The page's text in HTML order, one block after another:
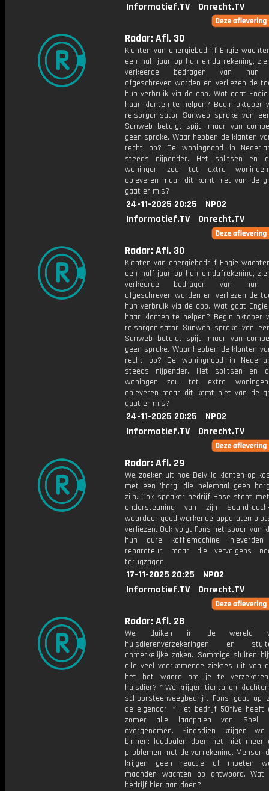
Informatief.TV Onrecht.TV
Radar: Afl. 30
Klanten van energiebedrijf Engie
een half jaar op hun eindafrekening,
verkeerde bedragen van hun
afgeschreven worden en verliezen de
hun verbruik via de app. Wat gaat
haar klanten te helpen? Begin oktober
reisorganisator Sunweb sprake van
Sunweb betuigt spijt, maar van
geen sprake. Waar hebben de klanten
recht op? De woningnood in
steeds nijpender. Het splitsen en
woningen zou tot extra
opleveren maar dit komt niet van de
gaat er mis?
24-11-2025 20:25
NPO2
Informatief.TV
Onrecht.TV
Radar: Afl. 30
Klanten van energiebedrijf Engie
een half jaar op hun eindafrekening,
verkeerde bedragen van hun
afgeschreven worden en verliezen de
hun verbruik via de app. Wat gaat
haar klanten te helpen? Begin oktober
reisorganisator Sunweb sprake van
Sunweb betuigt spijt, maar van
geen sprake. Waar hebben de klanten
recht op? De woningnood in
steeds nijpender. Het splitsen en
woningen zou tot extra
opleveren maar dit komt niet van de
gaat er mis?
24-11-2025 20:25
NPO2
Informatief.TV
Onrecht.TV
Radar: Afl. 29
We zoeken uit hoe Belvilla klanten op
met een 'borg' die helemaal geen
zijn. Ook speaker bedrijf Bose stopt
ondersteuning van zijn
waardoor goed werkende apparaten
verliezen. Ook volgt Fons het spoor van
hun dure koffiemachine
reparateur, maar die vervolgens
terugzagen.
17-11-2025 20:25
NPO2
Informatief.TV
Onrecht.TV
Radar: Afl. 28
We duiken in de wereld
huisdierenverzekeringen en
opmerkelijke zaken. Sommige sluiten
alle veel voorkomende ziektes uit van
het het waard om je te
huisdier? * We krijgen tientallen
schoorsteenveegbedrijf. Fons gaat op
de eigenaar. * Het bedrijf 50five heeft
zomer alle laadpalen van Shell
overgenomen. Sindsdien krijgen we
binnen: laadpalen doen het niet
problemen met de verrekening. Mensen
krijgen geen reactie of moeten
maanden wachten op antwoord.
bedrijf hier aan doen?